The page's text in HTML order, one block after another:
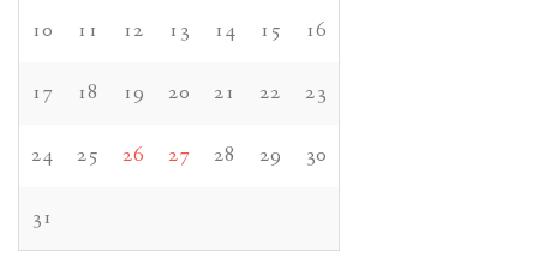
10 11 12 13 14 15 16
17 18 19 20 21 22 23
24 25 26 27 28 29 30
31